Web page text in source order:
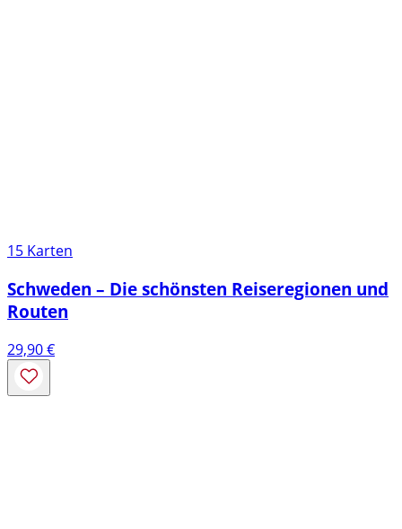
15 Karten
Schweden – Die schönsten Reiseregionen und
Routen
29,90€